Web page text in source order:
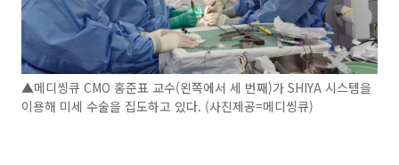
▲메디씽큐 CMO 홍준표 교수(왼쪽에서 세 번째)가 SHIYA 시스템을
이용해 미세 수술을 집도하고 있다. (사진제공=메디씽큐)